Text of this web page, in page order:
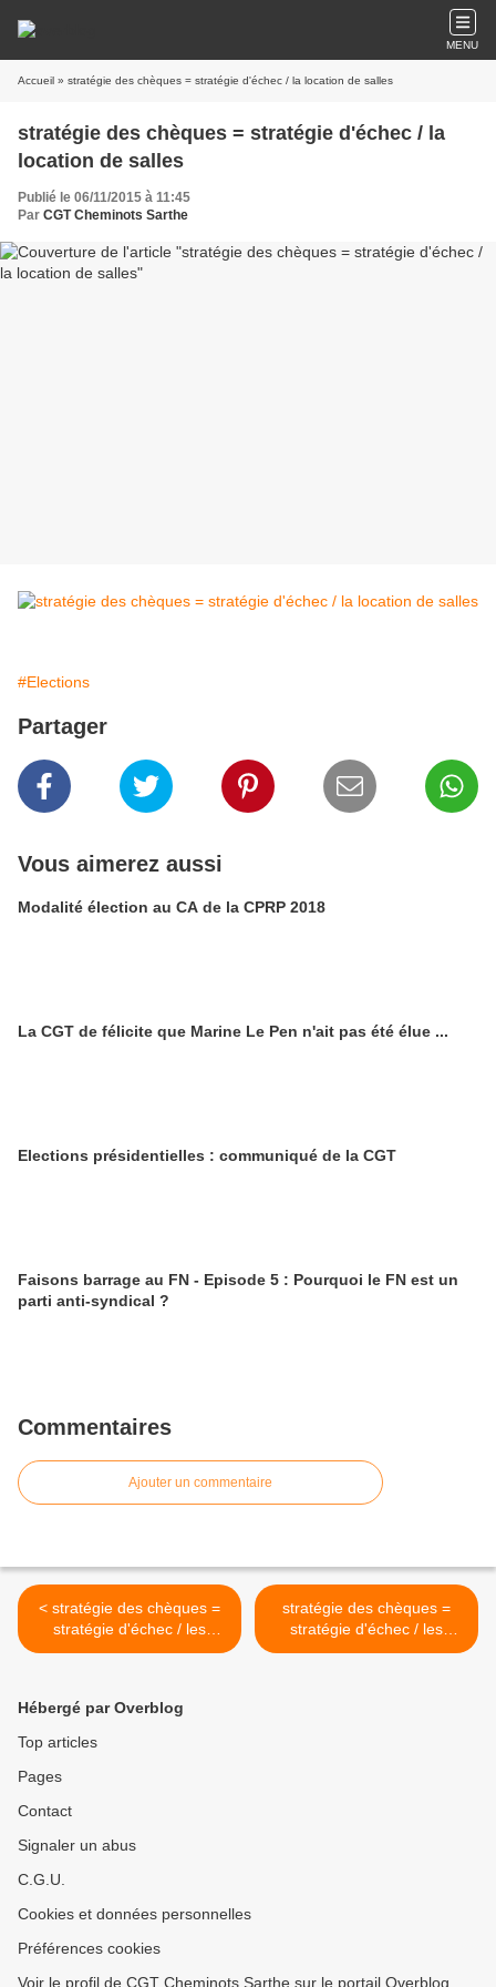
MENU
Accueil » stratégie des chèques = stratégie d'échec / la location de salles
stratégie des chèques = stratégie d'échec / la
location de salles
Publié le 06/11/2015 à 11:45
Par CGT Cheminots Sarthe
#Elections
Partager
Vous aimerez aussi
Modalité élection au CA de la CPRP 2018
La CGT de félicite que Marine Le Pen n'ait pas été élue ...
Elections présidentielles : communiqué de la CGT
Faisons barrage au FN - Episode 5 : Pourquoi le FN est un
parti anti-syndical ?
Commentaires
Ajouter un commentaire
< stratégie des chèques =
stratégie d'échec / les
associations et espaces CE
stratégie des chèques =
stratégie d'échec / les
vacances >
Hébergé par Overblog
Top articles
Pages
Contact
Signaler un abus
C.G.U.
Cookies et données personnelles
Préférences cookies
Voir le profil de CGT Cheminots Sarthe sur le portail Overblog